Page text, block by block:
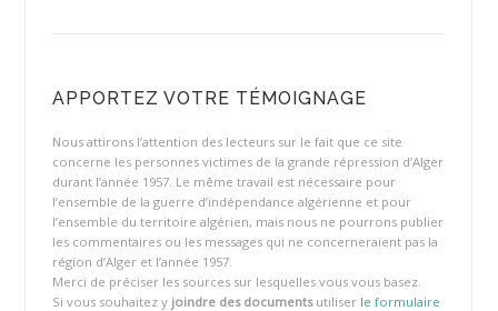
APPORTEZ VOTRE TÉMOIGNAGE
Nous attirons l’attention des lecteurs sur le fait que ce site
concerne les personnes victimes de la grande répression d’Alger
durant l’année 1957. Le même travail est nécessaire pour
l’ensemble de la guerre d’indépendance algérienne et pour
l’ensemble du territoire algérien, mais nous ne pourrons publier
les commentaires ou les messages qui ne concerneraient pas la
région d’Alger et l’année 1957.
Merci de préciser les sources sur lesquelles vous vous basez.
Si vous souhaitez y joindre des documentsutiliser le formulaire